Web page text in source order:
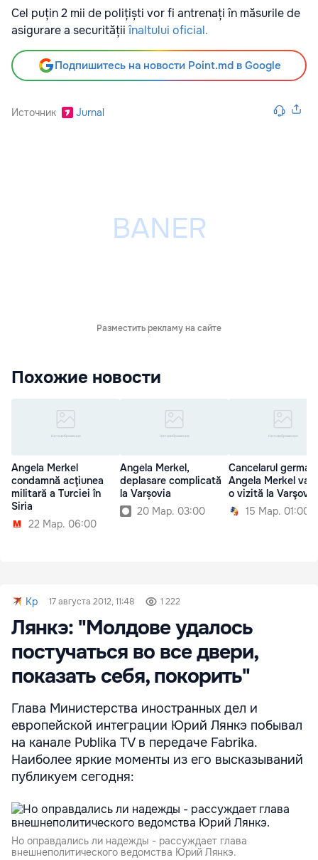
Cel puțin 2 mii de polițiști vor fi antrenați în măsurile de
asigurare a securitățiiînaltului oficial.
Подпишитесь на новости Point.md в Google
Источник Jurnal
Разместить рекламу на сайте
Похожие новости
Angela Merkel
condamnă acţiunea
militară a Turciei în
Siria
22 Мар. 06:00
Angela Merkel,
deplasare complicată
la Varșovia
20 Мар. 03:00
Cancelarul german
Angela Merkel va
o vizită la
15 Мар. 01:00
Kp 17 августа 2012, 11:48 1 222
Лянкэ: "Молдове удалось
постучаться во все двери,
показать себя, покорить"
Глава Министерства иностранных дел и
европейской интеграции Юрий Лянкэ побывал
на канале Publika TV в передаче Fabrika.
Наиболее яркие моменты из его высказываний
публикуем сегодня:
Но оправдались ли надежды - рассуждает глава
внешнеполитического ведомства Юрий Лянкэ.